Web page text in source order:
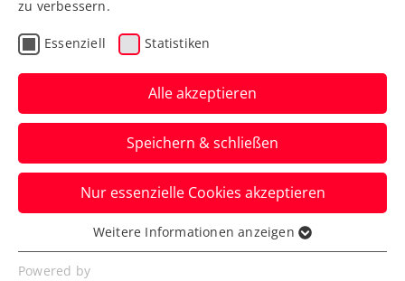
Bundesliga
TC Kern schwimmt weiter
auf der Erfolgswelle
Die +35 Herren sichern sich den
Meistertitel und wollen den Aufstieg in
die Bundesliga schaffen.
Verfasst von: Stefan Schuh, 22.09.2019
zu verbessern.
Essenziell Statistiken
Alle akzeptieren
Speichern & schließen
Nur essenzielle Cookies akzeptieren
Essenziell
Essenzielle Cookies werden für grundlegende
Weitere Informationen anzeigen
Powered by